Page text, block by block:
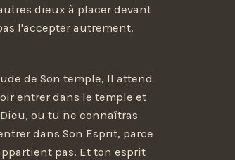
dieux à placer devant
l'accepter autrement.
de Son temple, Il attend
entrer dans le temple et
ou tu ne connaîtras
dans Son Esprit, parce
pas. Et ton esprit